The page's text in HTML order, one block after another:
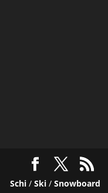
Schi/ Ski/ Snowboard